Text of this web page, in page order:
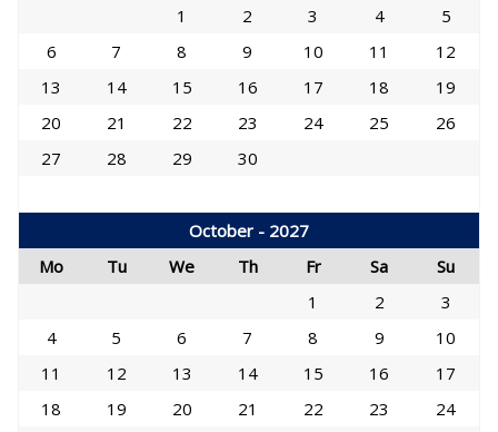
1
2 3 4
5
6
7 8 9 10 11
12
13
14 15 16 17 18
19
20
21 22 23 24 25
26
27
28 29 30
October - 2027
Mo
Tu We Th Fr Sa
Su
1
2
3
4
5 6 7 8 9
10
11
12 13 14 15 16
17
18
19 20 21 22 23
24